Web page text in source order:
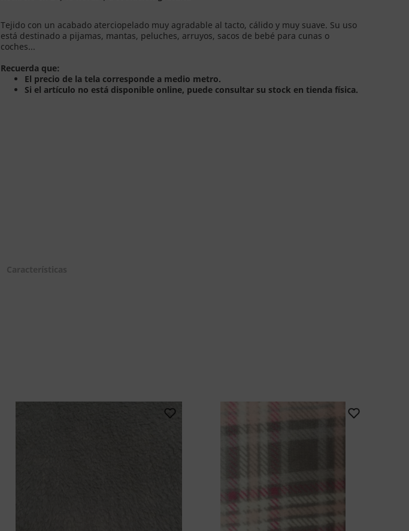
Tejido con un acabado aterciopelado muy agradable al tacto, cálido y muy suave. Su uso
está destinado a pijamas, mantas, peluches, arruyos, sacos de bebé para cunas o
coches...
Recuerda que:
El precio de la tela corresponde a medio metro.
Si el artículo no está disponible online, puede consultar su stock en tienda física.